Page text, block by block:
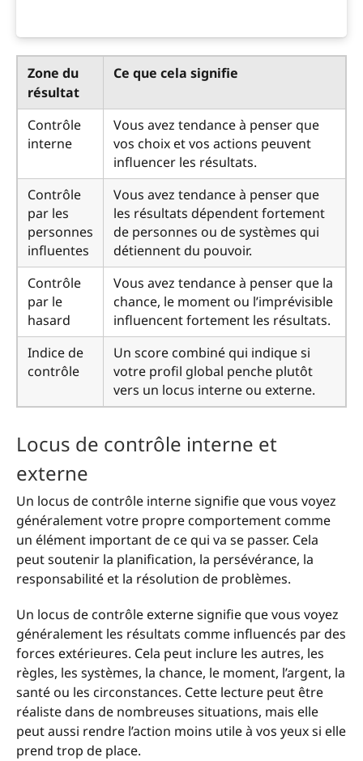
Zone du
résultat
Ce que cela signifie
Contrôle
interne
Vous avez tendance à penser que
vos choix et vos actions peuvent
influencer les résultats.
Contrôle
par les
personnes
influentes
Vous avez tendance à penser que
les résultats dépendent fortement
de personnes ou de systèmes qui
détiennent du pouvoir.
Contrôle
par le
hasard
Vous avez tendance à penser que la
chance, le moment ou l’imprévisible
influencent fortement les résultats.
Indice de
contrôle
Un score combiné qui indique si
votre profil global penche plutôt
vers un locus interne ou externe.
Locus de contrôle interne et
externe
Un locus de contrôle interne signifie que vous voyez
généralement votre propre comportement comme
un élément important de ce qui va se passer. Cela
peut soutenir la planification, la persévérance, la
responsabilité et la résolution de problèmes.
Un locus de contrôle externe signifie que vous voyez
généralement les résultats comme influencés par des
forces extérieures. Cela peut inclure les autres, les
règles, les systèmes, la chance, le moment, l’argent, la
santé ou les circonstances. Cette lecture peut être
réaliste dans de nombreuses situations, mais elle
peut aussi rendre l’action moins utile à vos yeux si elle
prend trop de place.